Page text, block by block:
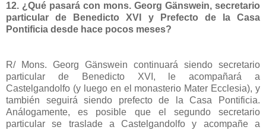
12. ¿Qué pasará con mons. Georg Gänswein, secretario
particular de Benedicto XVI y Prefecto de la Casa
Pontificia desde hace pocos meses?
R/ Mons. Georg Gänswein continuará siendo secretario
particular de Benedicto XVI, le acompañará a
Castelgandolfo (y luego en el monasterio Mater Ecclesia), y
también seguirá siendo prefecto de la Casa Pontificia.
Análogamente, es posible que el segundo secretario
particular se traslade a Castelgandolfo y acompañe a